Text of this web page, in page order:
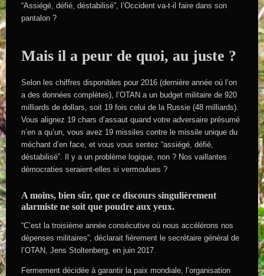
“Assiégé, défié, déstabilisé”, l’Occident va-t-il faire dans son
pantalon ?
Mais il a peur de quoi, au juste ?
Selon les chiffres disponibles pour 2016 (dernière année où l’on
a des données complètes), l’OTAN a un budget militaire de 920
milliards de dollars, soit 19 fois celui de la Russie (48 milliards).
Vous alignez 19 chars d’assaut quand votre adversaire présumé
n’en a qu’un, vous avez 19 missiles contre le missile unique du
méchant d’en face, et vous vous sentez “assiégé, défié,
déstabilisé”. Il y a un problème logique, non ? Nos vaillantes
démocraties seraient-elles si vermoulues ?
A moins, bien sûr, que ce discours singulièrement
alarmiste ne soit que poudre aux yeux.
“C’est la troisième année consécutive où nous accélérons nos
dépenses militaires”, déclarait fièrement le secrétaire général de
l’OTAN, Jens Stoltenberg, en juin 2017.
Fermement décidée à garantir la paix mondiale, l’organisation